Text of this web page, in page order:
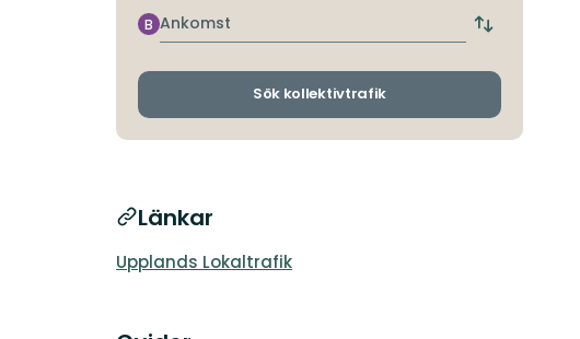
hållplats
Ankomst
B
Byt
och
Sök kollektivtrafik
Länkar
Upplands Lokaltrafik